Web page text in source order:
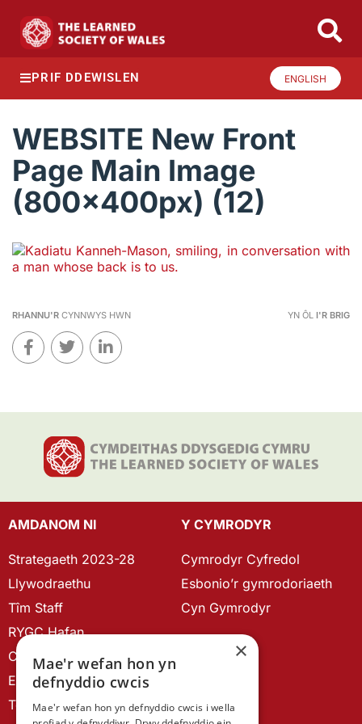
PRIF DDEWISLEN ENGLISH
WEBSITE New Front
Page Main Image
(800x400px) (12)
RHANNU'R CYNNWYS HWN YN ÔL I'R BRIG
AMDANOM NI
Strategaeth 2023-28
Llywodraethu
Tîm Staff
RYGC Hafan
Canllawiau brandio
Ein Hanes
Telerau ac Amodau
Y CYMRODYR
Cymrodyr Cyfredol
Esbonio’r gymrodoriaeth
Cyn Gymrodyr
×
Mae'r wefan hon yn
defnyddio cwcis
Mae'r wefan hon yn defnyddio cwcis i wella